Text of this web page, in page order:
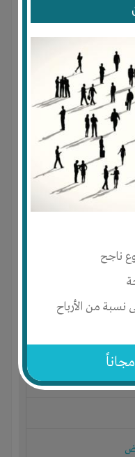
ناجح
من الأرباح